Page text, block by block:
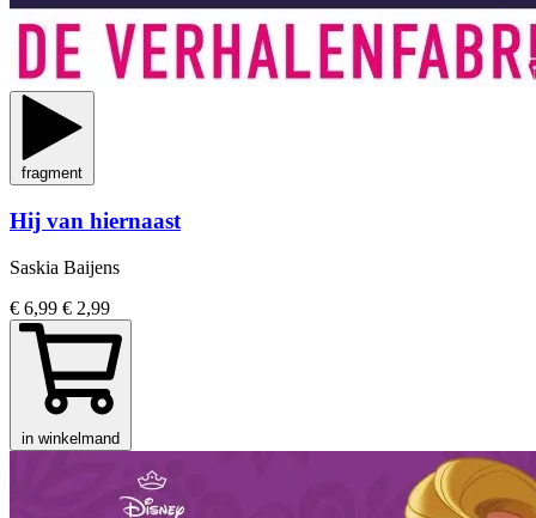
fragment
Hij van hiernaast
Saskia Baijens
€ 6,99 € 2,99
in winkelmand